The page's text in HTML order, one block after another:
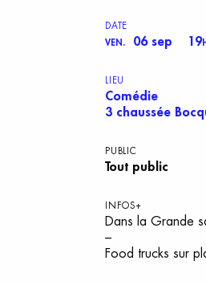
DATE
VEN.
06 sep 19
LIEU
Comédie
3 chaussée
PUBLIC
Tout public
INFOS+
Dans la Grande
–
Food trucks sur